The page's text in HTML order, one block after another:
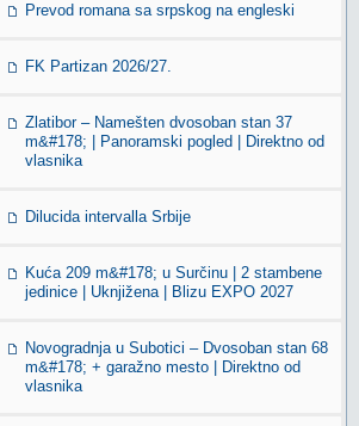
Prevod romana sa srpskog na engleski
FK Partizan 2026/27.
Zlatibor – Namešten dvosoban stan 37
m&#178; | Panoramski pogled | Direktno od
vlasnika
Dilucida intervalla Srbije
Kuća 209 m&#178; u Surčinu | 2 stambene
jedinice | Uknjižena | Blizu EXPO 2027
Novogradnja u Subotici – Dvosoban stan 68
m&#178; + garažno mesto | Direktno od
vlasnika